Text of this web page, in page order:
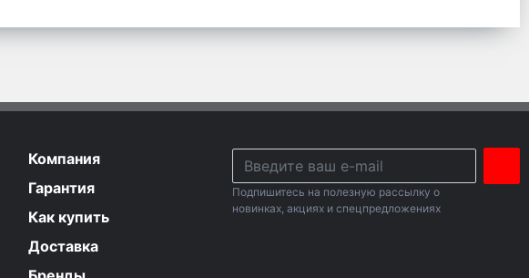
Компания
Гарантия
Как купить
Доставка
Подпишитесь на полезную рассылку о
новинках, акциях и спецпредложениях